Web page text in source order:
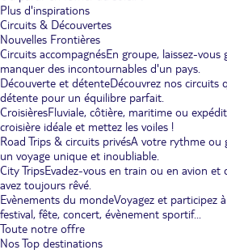
Plus d'inspirations
Circuits & Découvertes
Nouvelles Frontières
Circuits accompagnésEn groupe, laissez-
manquer des incontournables d'un pays.
Découverte et détenteDécouvrez nos circuits
détente pour un équilibre parfait.
CroisièresFluviale, côtière, maritime ou
croisière idéale et mettez les voiles !
Road Trips & circuits privésA votre rythme ou
un voyage unique et inoubliable.
City TripsEvadez-vous en train ou en avion et
avez toujours rêvé.
Evènements du mondeVoyagez et participez
festival, fête, concert, évènement sportif...
Toute notre offre
Nos Top destinations